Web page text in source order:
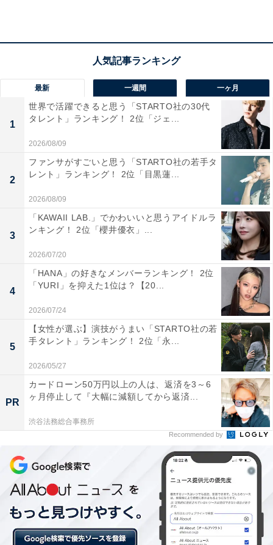
江牛を手軽に味わえるし、ご飯のおかずに最高だから」
1位：バームクーヘン（クラブハリエ）／102票
1位は、クラブハリエの「バームクーヘン」でした。滋
賀県を代表する老舗和菓子店「たねや」から生まれた洋
菓子ブランドの看板商品です。職人の手で一層一層丁寧
に焼き上げられるバームクーヘンは、驚くほどふんわり
としっとりした食感が特徴。滋賀県内にある店舗「ラ コ
リーナ近江八幡」などは観光スポットとしても有名で、
全国に多くのファンを持つ不動の人気土産です。
回答者のコメントを見ると「元々おいしくて大好きだけ
ど、本店限定品等あると思うので頂いたら嬉しいと思
う」（30代女性／神奈川県）、「有名店ですしバームク
ーヘンが名物と聞いているからです」（30代男性／福岡
県）、「外側のシャリッとした砂糖のコーティングがア
最新 一週間 一ヶ月
1
世界で活躍できると思う「STARTO社の30代
タレント」ランキング！ 2位「ジェ...
2026/08/09
2
ファンサがすごいと思う「STARTO社の若手タ
レント」ランキング！ 2位「目黒蓮...
2026/08/09
3
「KAWAII LAB.」でかわいいと思うアイドルラ
ンキング！ 2位「櫻井優衣」...
2026/07/20
4
「HANA」の好きなメンバーランキング！ 2位
「YURI」を抑えた1位は？【20...
2026/07/24
5
【女性が選ぶ】演技がうまい「STARTO社の若
手タレント」ランキング！ 2位「永...
2026/05/27
PR
カードローン50万円以上の人は、返済を3～6
ヶ月停止して『大幅に減額してから返済...
渋谷法務総合事務所
Recommended by